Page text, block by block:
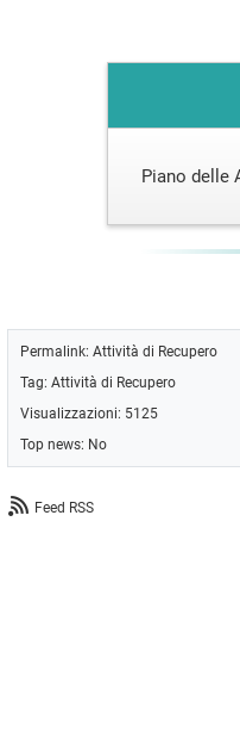
Piano delle
Permalink: Attività di Recupero
Tag: Attività di Recupero
Visualizzazioni: 5125
Top news: No
Feed RSS